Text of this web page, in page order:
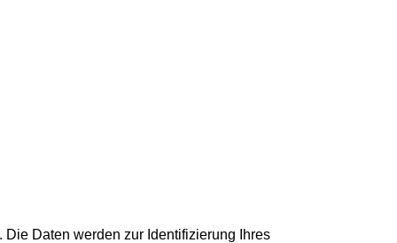
Daten werden zur Identifizierung Ihres